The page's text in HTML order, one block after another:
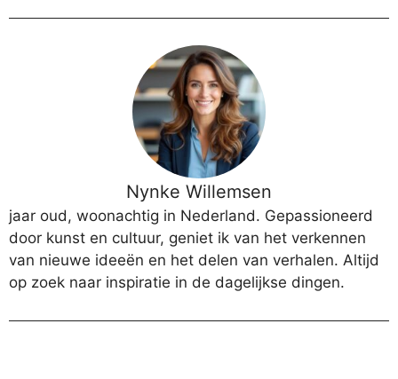
Nynke Willemsen
jaar oud, woonachtig in Nederland. Gepassioneerd
door kunst en cultuur, geniet ik van het verkennen
van nieuwe ideeën en het delen van verhalen. Altijd
op zoek naar inspiratie in de dagelijkse dingen.